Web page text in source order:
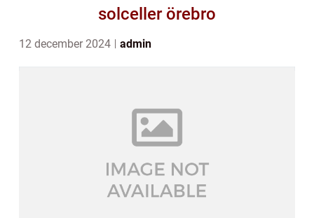
solceller örebro
12 december 2024 admin